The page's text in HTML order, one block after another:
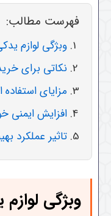
فهرست مطالب:
وبژگی لوازم
نکاتی برای
مزایای
افزایش ایمنی
تاثیر عملکرد
وبژگی